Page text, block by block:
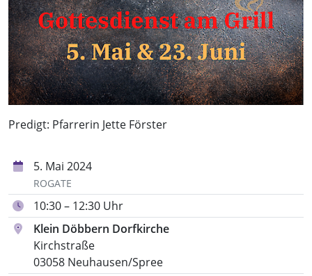
Predigt: Pfarrerin Jette Förster
5. Mai 2024
ROGATE
10:30 – 12:30 Uhr
Klein Döbbern Dorfkirche
Kirchstraße
03058 Neuhausen/Spree